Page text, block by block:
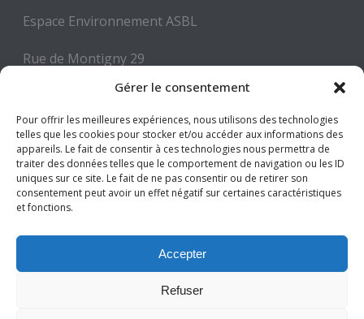
Gérer le consentement
Pour offrir les meilleures expériences, nous utilisons des technologies
telles que les cookies pour stocker et/ou accéder aux informations des
appareils. Le fait de consentir à ces technologies nous permettra de
traiter des données telles que le comportement de navigation ou les ID
uniques sur ce site. Le fait de ne pas consentir ou de retirer son
consentement peut avoir un effet négatif sur certaines caractéristiques
et fonctions.
Accepter
Refuser
Espace Environnement ASBL
Rue de Montigny 29
6000 CHARLEROI
Tél: +32 71 300 300
Mail: info@espace-environnement.be
TVA BE 0416.116.340